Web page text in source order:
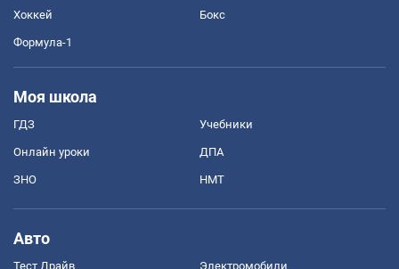
Хоккей Бокс
Формула-1
Моя школа
ГДЗ Учебники
Онлайн уроки ДПА
ЗНО НМТ
Авто
Тест Драйв Электромобили